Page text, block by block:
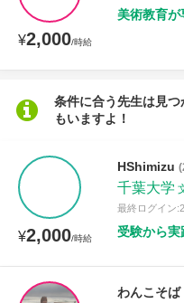
¥2,000/時給
美術教育が
条件に合う先生は見
もいますよ！
¥2,000/時給
HShimizu
千葉大学
最終ログイン
受験から実
わんこそば